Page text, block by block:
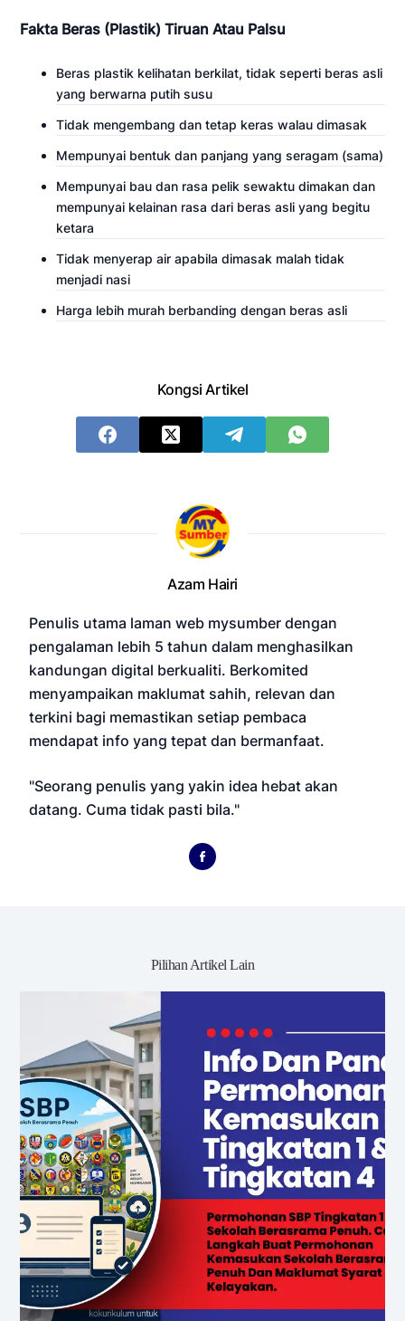
Fakta Beras (Plastik) Tiruan Atau Palsu
Beras plastik kelihatan berkilat, tidak seperti beras asli
yang berwarna putih susu
Tidak mengembang dan tetap keras walau dimasak
Mempunyai bentuk dan panjang yang seragam (sama)
Mempunyai bau dan rasa pelik sewaktu dimakan dan
mempunyai kelainan rasa dari beras asli yang begitu
ketara
Tidak menyerap air apabila dimasak malah tidak
menjadi nasi
Harga lebih murah berbanding dengan beras asli
Kongsi Artikel
Azam Hairi
Penulis utama laman web mysumber dengan
pengalaman lebih 5 tahun dalam menghasilkan
kandungan digital berkualiti. Berkomited
menyampaikan maklumat sahih, relevan dan
terkini bagi memastikan setiap pembaca
mendapat info yang tepat dan bermanfaat.
"Seorang penulis yang yakin idea hebat akan
datang. Cuma tidak pasti bila."
Pilihan Artikel Lain